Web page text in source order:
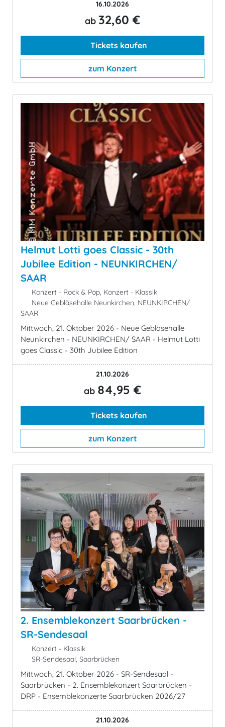
16.10.2026
ab 32,60 €
Tickets kaufen
zum Konzert
Helmut Lotti goes Classic - 30th
Jubilee Edition - NEUNKIRCHEN/
SAAR
Konzert - Rock & Pop, Konzert - Klassik
Neue Gebläsehalle Neunkirchen, NEUNKIRCHEN/
SAAR
Mittwoch, 21. Oktober 2026 - Neue Gebläsehalle
Neunkirchen - NEUNKIRCHEN/ SAAR - Helmut Lotti
goes Classic - 30th Jubilee Edition
21.10.2026
ab 84,95 €
Tickets kaufen
zum Konzert
2. Ensemblekonzert Saarbrücken -
SR-Sendesaal
Konzert - Klassik
SR-Sendesaal, Saarbrücken
Mittwoch, 21. Oktober 2026 - SR-Sendesaal -
Saarbrücken - 2. Ensemblekonzert Saarbrücken -
DRP - Ensemblekonzerte Saarbrücken 2026/27
21.10.2026